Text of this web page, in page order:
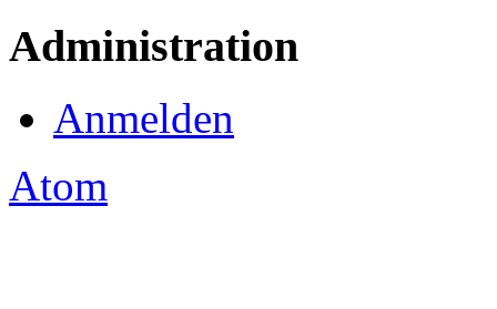
Administration
Anmelden
Atom